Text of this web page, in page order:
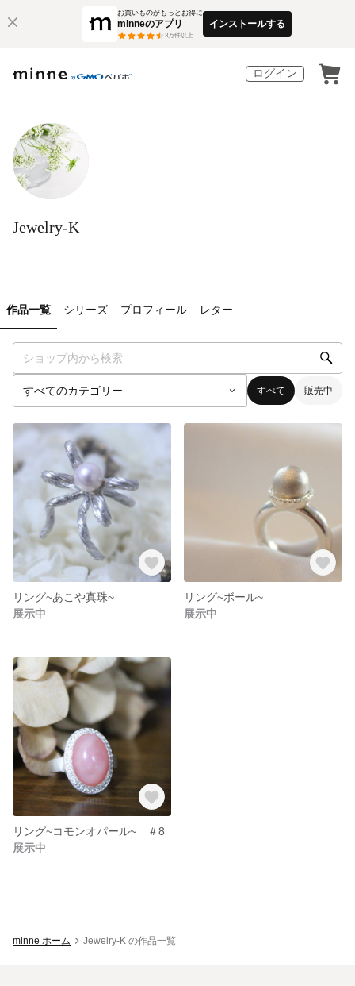
お買いものがもっとお得に
minneのアプリ
3万件以上
インストールする
ログイン
Jewelry-K
作品一覧 シリーズ プロフィール レター
すべて 販売中
リング~あこや真珠~
展示中
リング~ボール~
展示中
リング~コモンオパール~ ＃8
展示中
minne ホーム Jewelry-K の作品一覧